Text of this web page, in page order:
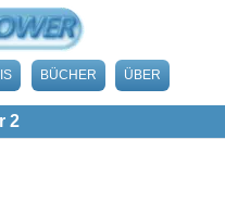
BÜCHER ÜBER
2